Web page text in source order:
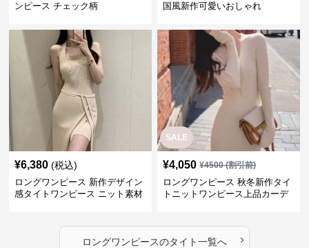
ンピース チェック柄
国風新作可愛いおしゃれ
¥6,380 (税込)
ロングワンピース 新作デザイン
感タイトワンピース ニット素材
SALE
¥4,050 ¥4500(割引前)
ロングワンピース 秋冬新作タイ
トニットワンピース上品カーデ
ロングワンピースのタイト一覧へ ›